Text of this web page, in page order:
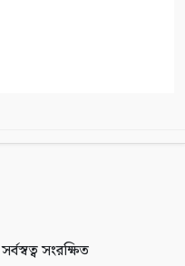
সর্বস্বত্ব সংরক্ষিত